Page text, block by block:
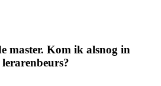
master. Kom ik alsnog in